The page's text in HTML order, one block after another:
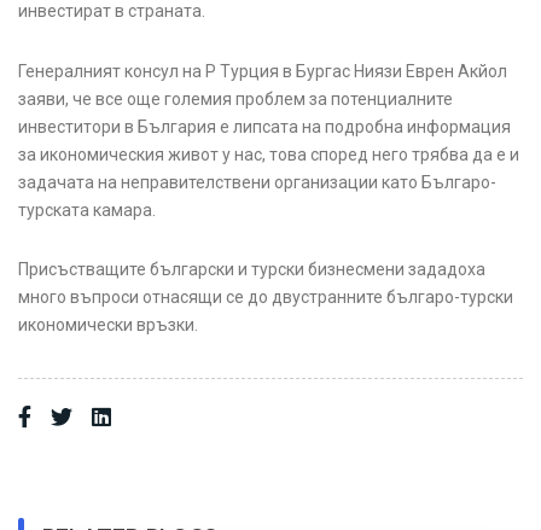
инвестират в страната.
Генералният консул на Р Турция в Бургас Ниязи Еврен Акйол
заяви, че все още големия проблем за потенциалните
инвеститори в България е липсата на подробна информация
за икономическия живот у нас, това според него трябва да е и
задачата на неправителствени организации като Българо-
турската камара.
Присъстващите български и турски бизнесмени зададоха
много въпроси отнасящи се до двустранните българо-турски
икономически връзки.